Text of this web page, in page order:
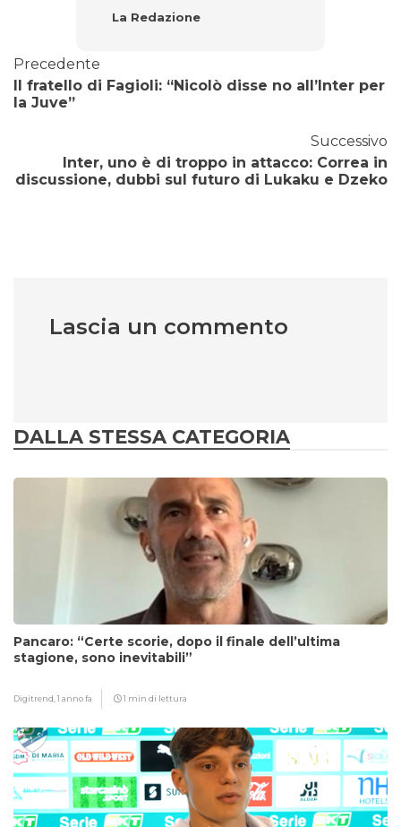
La Redazione
Precedente
Il fratello di Fagioli: “Nicolò disse no all’Inter per
la Juve”
Successivo
Inter, uno è di troppo in attacco: Correa in
discussione, dubbi sul futuro di Lukaku e Dzeko
Lascia un commento
DALLA STESSA CATEGORIA
Pancaro: “Certe scorie, dopo il finale dell’ultima
stagione, sono inevitabili”
Digitrend,1 anno fa 1 min di lettura